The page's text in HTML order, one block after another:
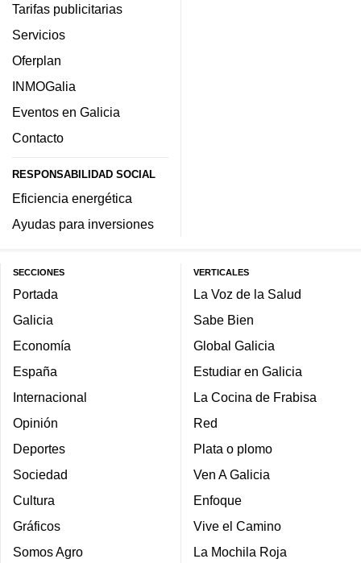
Tarifas publicitarias
Servicios
Oferplan
INMOGalia
Eventos en Galicia
Contacto
RESPONSABILIDAD SOCIAL
Eficiencia energética
Ayudas para inversiones
SECCIONES
Portada
Galicia
Economía
España
Internacional
Opinión
Deportes
Sociedad
Cultura
Gráficos
Somos Agro
VERTICALES
La Voz de la Salud
Sabe Bien
Global Galicia
Estudiar en Galicia
La Cocina de Frabisa
Red
Plata o plomo
Ven A Galicia
Enfoque
Vive el Camino
La Mochila Roja